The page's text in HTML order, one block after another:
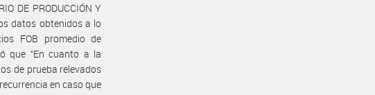
DE PRODUCCIÓN Y
datos obtenidos a lo
FOB promedio de
que “En cuanto a la
de prueba relevados
en caso que